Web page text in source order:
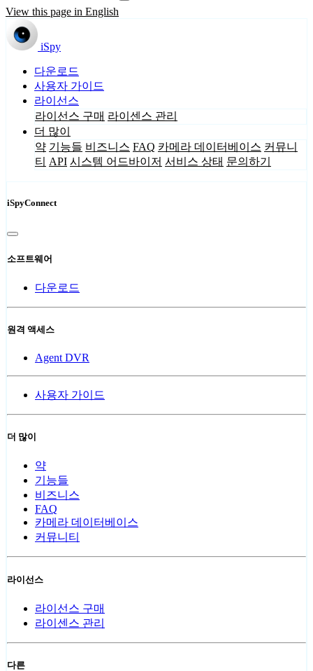
View this page in English
iSpy
다운로드
사용자 가이드
라이선스
라이선스 구매 라이센스 관리
더 많이
약 기능들 비즈니스 FAQ 카메라 데이터베이스 커뮤니
티 API 시스템 어드바이저 서비스 상태 문의하기
iSpyConnect
소프트웨어
다운로드
원격 액세스
Agent DVR
사용자 가이드
더 많이
약
기능들
비즈니스
FAQ
카메라 데이터베이스
커뮤니티
라이선스
라이선스 구매
라이센스 관리
다른